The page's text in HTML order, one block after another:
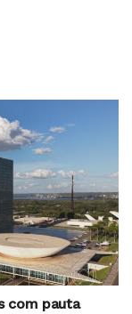
com pauta